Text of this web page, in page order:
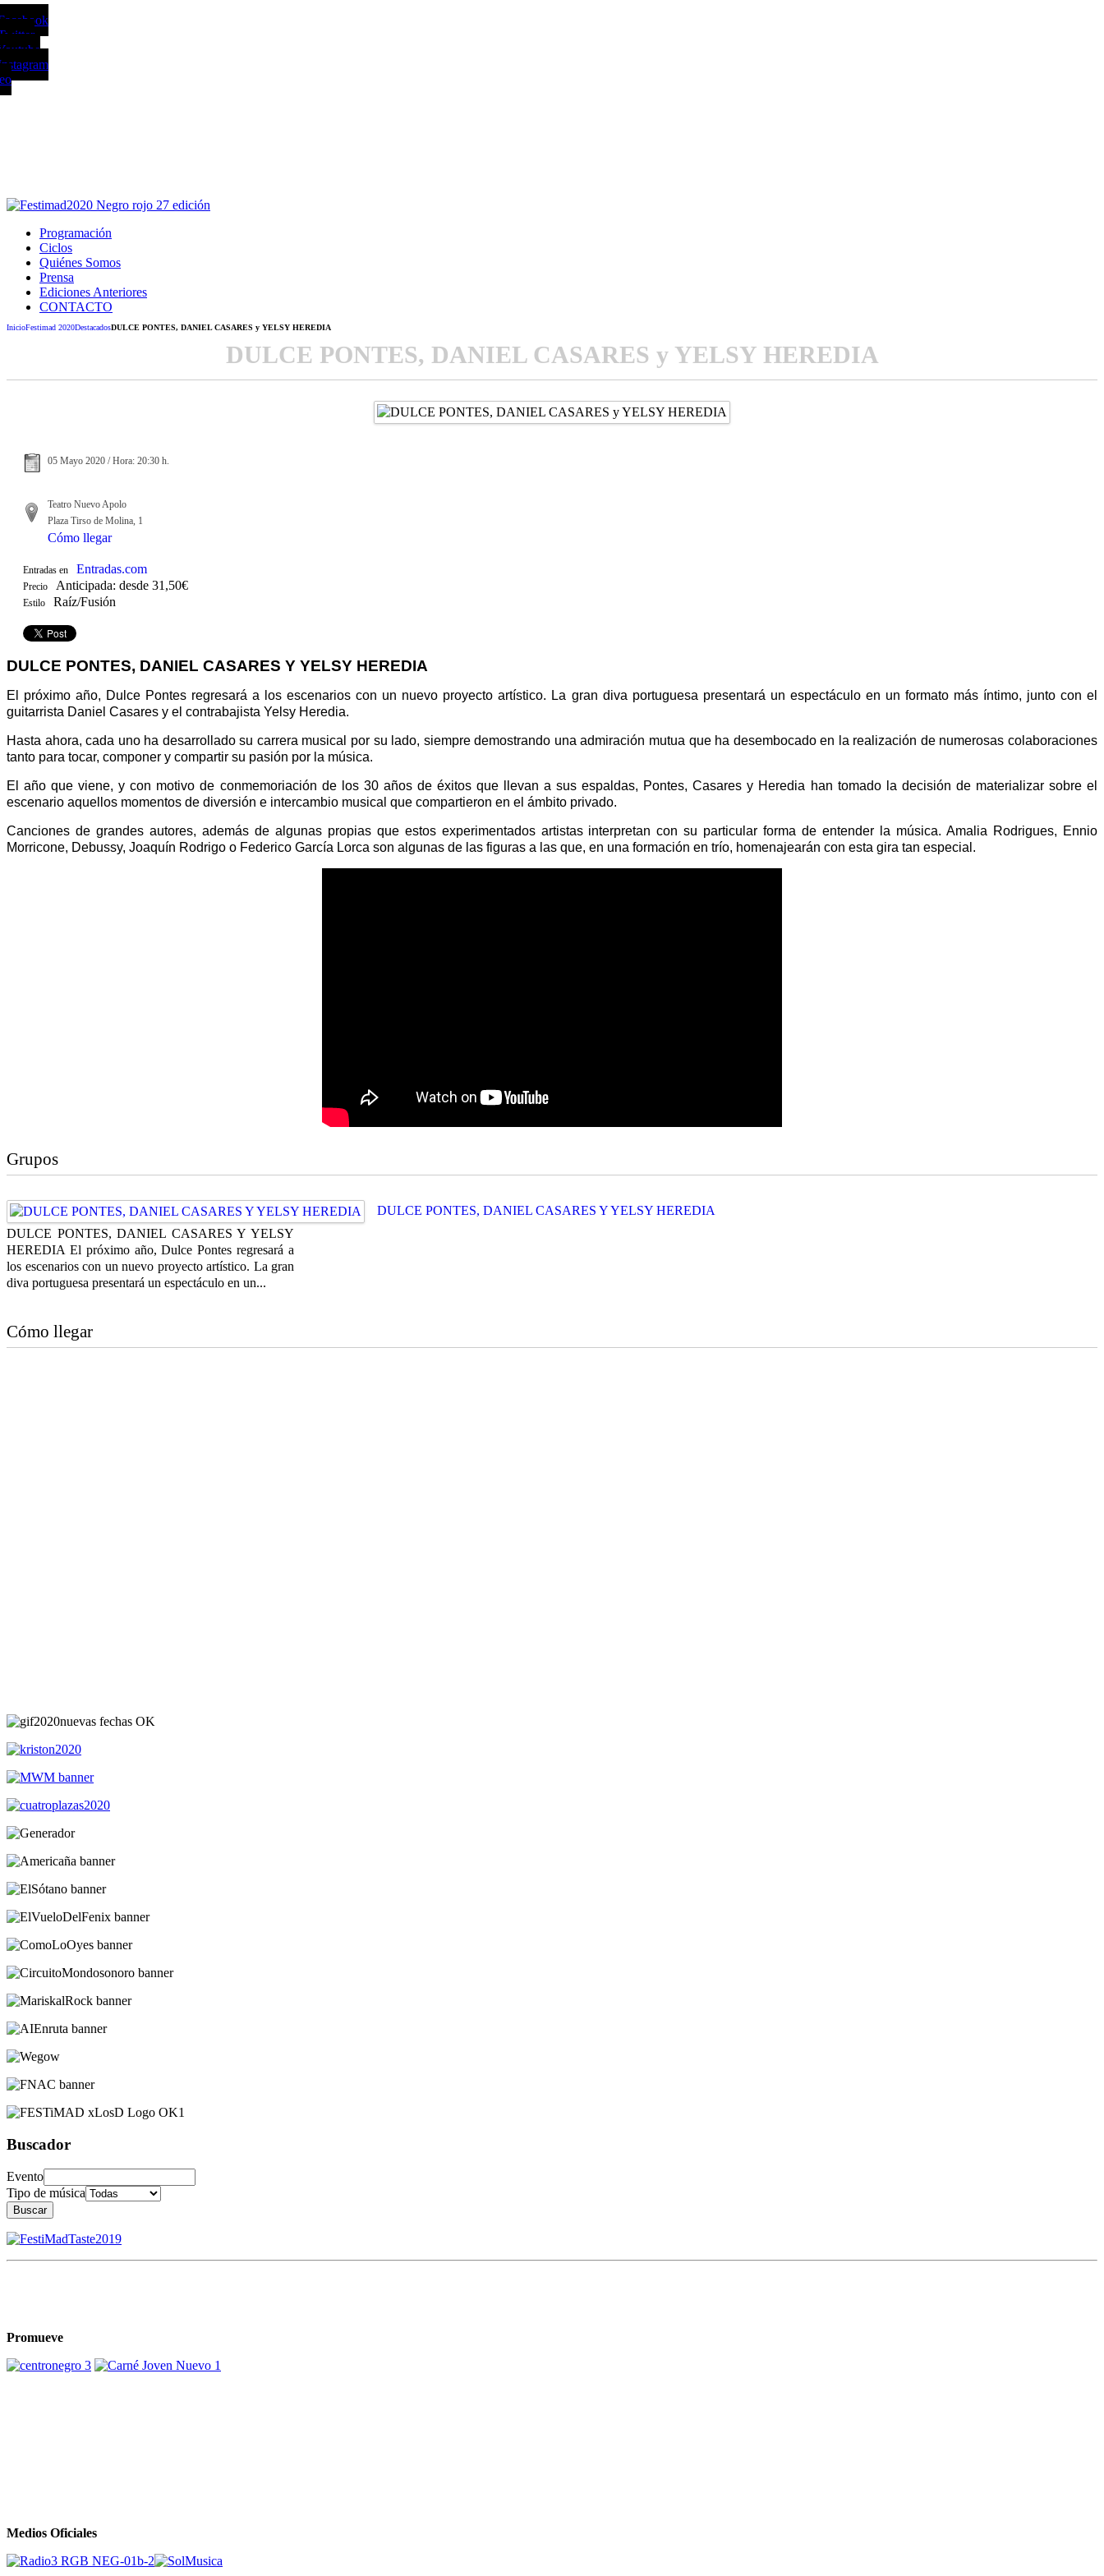
Programación
Ciclos
Quiénes Somos
Prensa
Ediciones Anteriores
CONTACTO
InicioFestimad 2020DestacadosDULCE PONTES, DANIEL CASARES y YELSY HEREDIA
DULCE PONTES, DANIEL CASARES y YELSY HEREDIA
05 Mayo 2020 / Hora: 20:30 h.
Teatro Nuevo Apolo
Plaza Tirso de Molina, 1
Cómo llegar
Entradas en Entradas.com
Precio Anticipada: desde 31,50€
Estilo Raíz/Fusión
DULCE PONTES, DANIEL CASARES Y YELSY HEREDIA
El próximo año, Dulce Pontes regresará a los escenarios con un nuevo proyecto artístico. La gran diva portuguesa presentará un espectáculo en un formato más íntimo, junto con el
guitarrista Daniel Casares y el contrabajista Yelsy Heredia.
Hasta ahora, cada uno ha desarrollado su carrera musical por su lado, siempre demostrando una admiración mutua que ha desembocado en la realización de numerosas colaboraciones
tanto para tocar, componer y compartir su pasión por la música.
El año que viene, y con motivo de conmemoriación de los 30 años de éxitos que llevan a sus espaldas, Pontes, Casares y Heredia han tomado la decisión de materializar sobre el
escenario aquellos momentos de diversión e intercambio musical que compartieron en el ámbito privado.
Canciones de grandes autores, además de algunas propias que estos experimentados artistas interpretan con su particular forma de entender la música. Amalia Rodrigues, Ennio
Morricone, Debussy, Joaquín Rodrigo o Federico García Lorca son algunas de las figuras a las que, en una formación en trío, homenajearán con esta gira tan especial.
Grupos
DULCE PONTES, DANIEL CASARES Y YELSY HEREDIA
DULCE PONTES, DANIEL CASARES Y YELSY
HEREDIA El próximo año, Dulce Pontes regresará a
los escenarios con un nuevo proyecto artístico. La gran
diva portuguesa presentará un espectáculo en un...
Cómo llegar
Buscador
Evento
Tipo de música
Buscar
Promueve
Medios Oficiales